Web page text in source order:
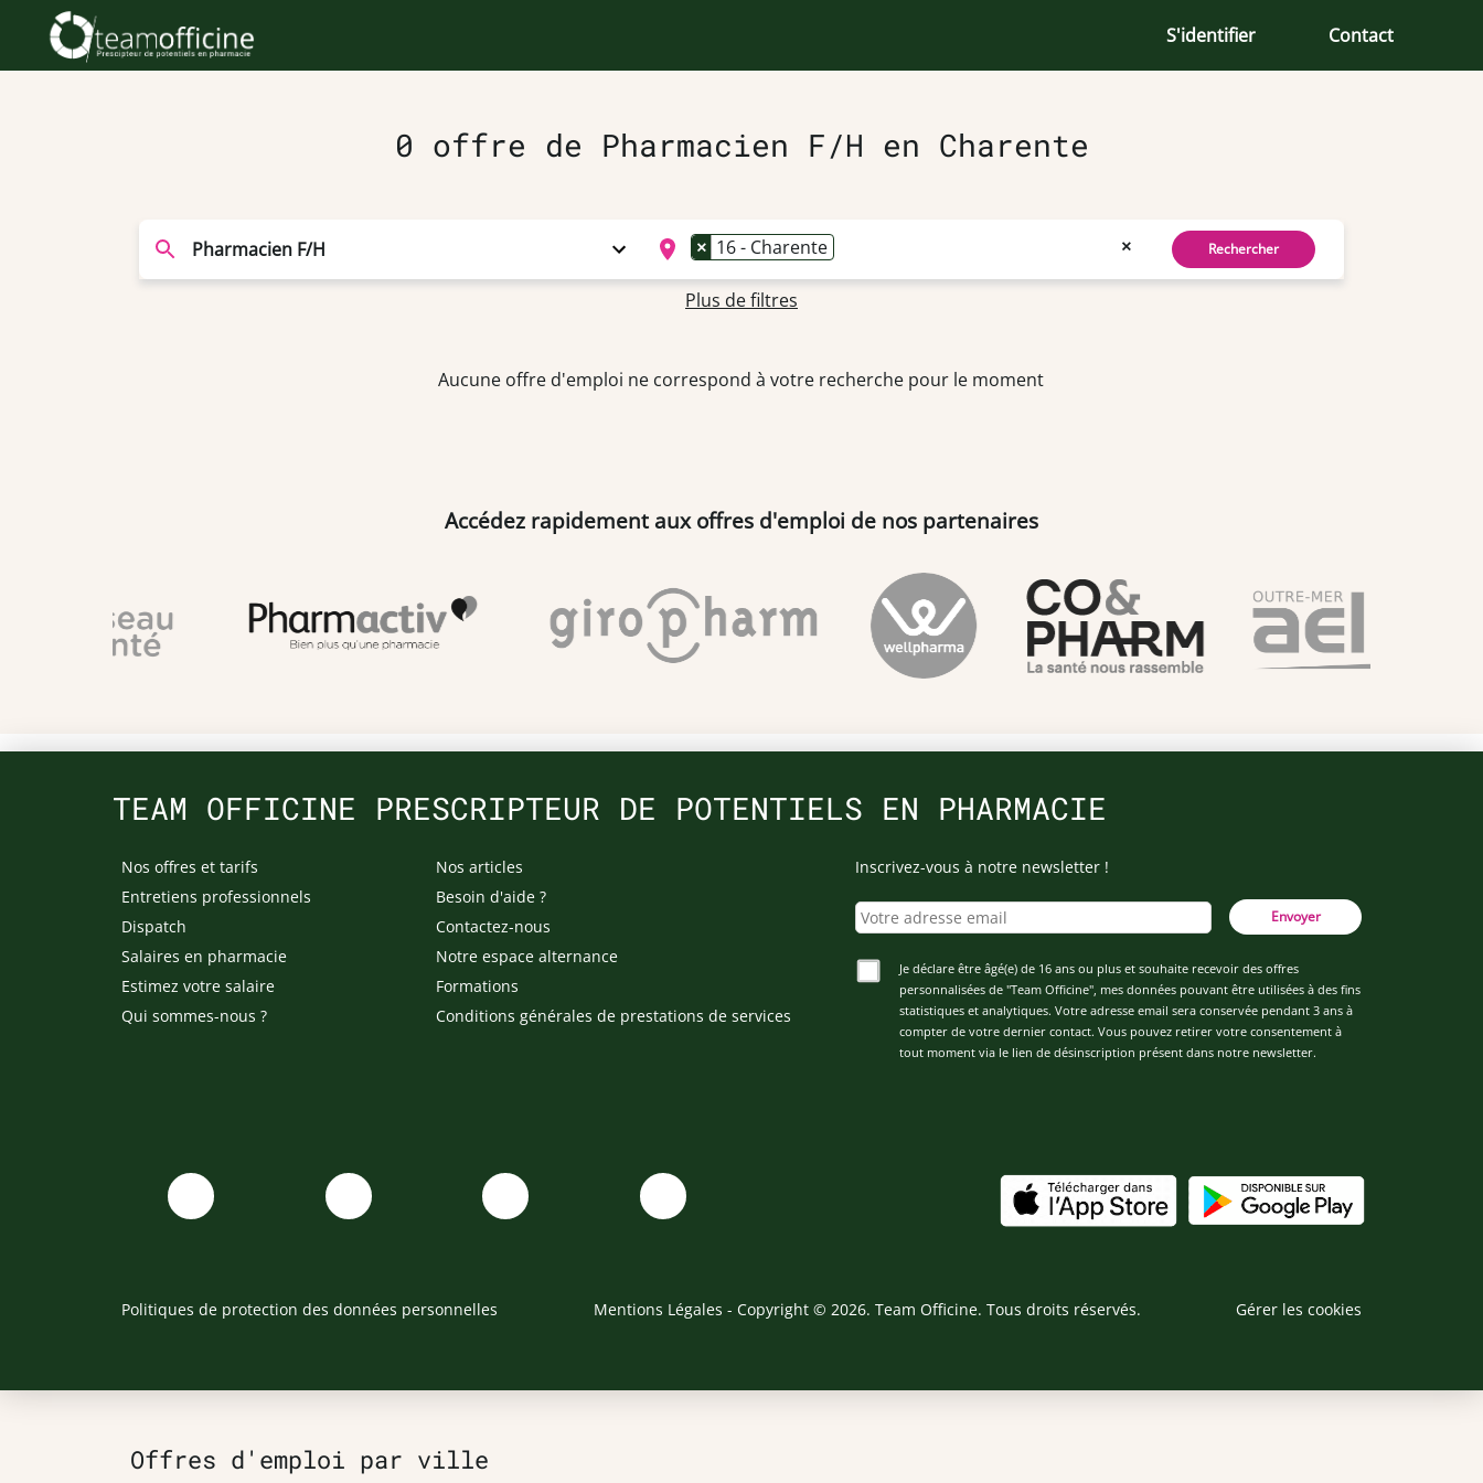
S'identifier Contact
0 offre de Pharmacien F/H en Charente
×
× 16 - Charente Rechercher
Plus de filtres
Aucune offre d'emploi ne correspond à votre recherche pour le moment
Accédez rapidement aux offres d'emploi de nos partenaires
TEAM OFFICINE PRESCRIPTEUR DE POTENTIELS EN PHARMACIE
Nos offres et tarifs
Entretiens professionnels
Dispatch
Salaires en pharmacie
Estimez votre salaire
Qui sommes-nous ?
Nos articles
Besoin d'aide ?
Contactez-nous
Notre espace alternance
Formations
Conditions générales de prestations de services
Inscrivez-vous à notre newsletter !
Envoyer
Je déclare être âgé(e) de 16 ans ou plus et souhaite recevoir des offres
personnalisées de "Team Officine", mes données pouvant être utilisées à des fins
statistiques et analytiques. Votre adresse email sera conservée pendant 3 ans à
compter de votre dernier contact. Vous pouvez retirer votre consentement à
tout moment via le lien de désinscription présent dans notre newsletter.
Politiques de protection des données personnelles Mentions Légales - Copyright © 2026. Team Officine. Tous droits réservés. Gérer les cookies
Offres d'emploi par ville